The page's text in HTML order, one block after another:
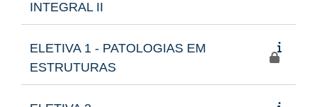
INTEGRAL II
ELETIVA 1 - PATOLOGIAS EM
ESTRUTURAS